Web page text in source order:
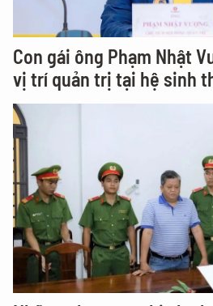
Con gái ông Phạm Nhật
vị trí quản trị tại hệ sinh